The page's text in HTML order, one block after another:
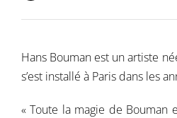
Area revue)s(
Area antic
Hans Bouman est un artiste
s’est installé à Paris dans les
« Toute la magie de Bouman